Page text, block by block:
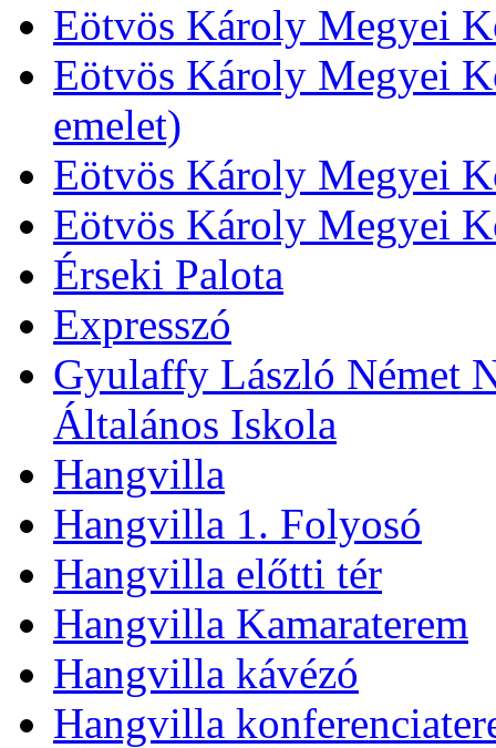
Eötvös Károly Megyei
Eötvös Károly Megyei
emelet)
Eötvös Károly Megyei
Eötvös Károly Megyei
Érseki Palota
Expresszó
Gyulaffy László Német
Általános Iskola
Hangvilla
Hangvilla 1. Folyosó
Hangvilla előtti tér
Hangvilla Kamaraterem
Hangvilla kávézó
Hangvilla